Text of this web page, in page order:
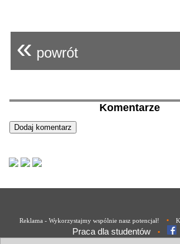
« powrót
Komentarze
Reklama - Wykorzystajmy wspólnie nasz potencjał! •
Praca dla studentów •